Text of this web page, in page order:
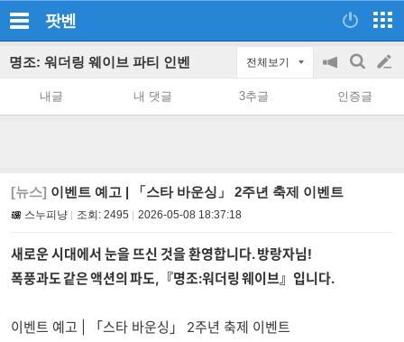
팟벤
명조: 워더링 웨이브 파티 인벤 전체보기
공
on/off
검
색
글
쓰
내글 내 댓글 3추글 인증글
[뉴스] 이벤트 예고 | 「스타 바운싱」 2주년 축제 이벤트
스누피냥 조회: 2495 2026-05-08 18:37:18
새로운 시대에서 눈을 뜨신 것을 환영합니다. 방랑자님!
폭풍과도 같은 액션의 파도,『명조:워더링 웨이브』입니다.
이벤트 예고 | 「스타 바운싱」 2주년 축제 이벤트